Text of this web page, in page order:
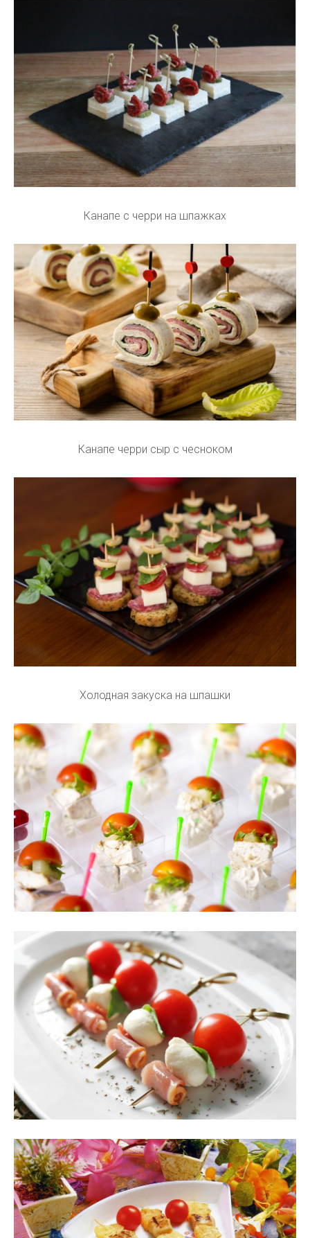
Канапе с черри на шпажках
Канапе черри сыр с чесноком
Холодная закуска на шпашки